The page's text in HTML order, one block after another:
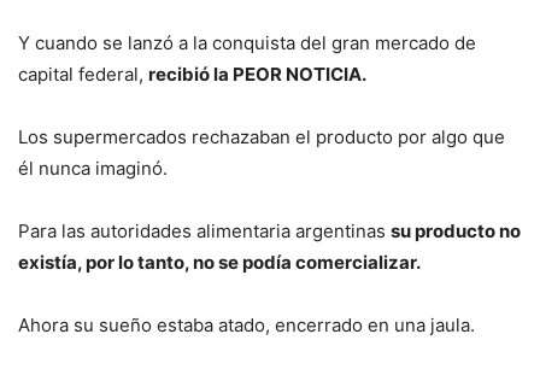
Y cuando se lanzó a la conquista del gran mercado de
capital federal, recibió la PEOR NOTICIA.
Los supermercados rechazaban el producto por algo que
él nunca imaginó.
Para las autoridades alimentaria argentinas su producto no
existía, por lo tanto, no se podía comercializar.
Ahora su sueño estaba atado, encerrado en una jaula.